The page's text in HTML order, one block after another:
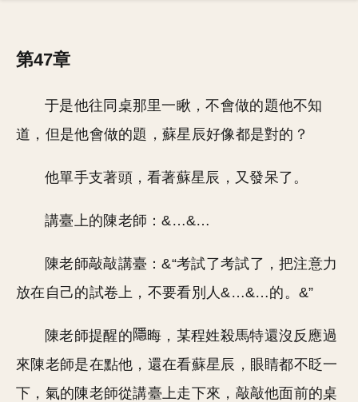
第47章
于是他往同桌那里一瞅，不會做的題他不知
道，但是他會做的題，蘇星辰好像都是對的？
他單手支著頭，看著蘇星辰，又發呆了。
講臺上的陳老師：&…&…
陳老師敲敲講臺：&“考試了考試了，把注意力
放在自己的試卷上，不要看別人&…&…的。&”
陳老師提醒的
晦，某程姓殺馬特還沒反應過
來陳老師是在點他，還在看蘇星辰，眼睛都不眨一
下，氣的陳老師從講臺上走下來，敲敲他面前的桌